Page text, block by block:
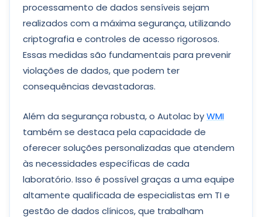
processamento de dados sensíveis sejam
realizados com a máxima segurança, utilizando
criptografia e controles de acesso rigorosos.
Essas medidas são fundamentais para prevenir
violações de dados, que podem ter
consequências devastadoras.
Além da segurança robusta, o Autolac byWMI
também se destaca pela capacidade de
oferecer soluções personalizadas que atendem
às necessidades específicas de cada
laboratório. Isso é possível graças a uma equipe
altamente qualificada de especialistas em TI e
gestão de dados clínicos, que trabalham